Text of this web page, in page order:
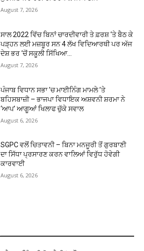
August 7, 2026
ਸਾਲ 2022 ਵਿੱਚ ਬਿਨਾਂ ਚਾਰਦੀਵਾਰੀ ਤੇ ਫ਼ਰਸ਼ ‘ਤੇ ਬੈਠ ਕੇ
ਪੜ੍ਹਨ ਲਈ ਮਜ਼ਬੂਰ ਸਨ 4 ਲੱਖ ਵਿਦਿਆਰਥੀ ਪਰ ਅੱਜ
ਦੇਸ਼ ਭਰ ‘ਚੋਂ ਸਕੂਲੀ ਸਿੱਖਿਆ...
August 7, 2026
ਪੰਜਾਬ ਵਿਧਾਨ ਸਭਾ ’ਚ ਮਾਈਨਿੰਗ ਮਾਮਲੇ ’ਤੇ
ਬਹਿਸਬਾਜ਼ੀ – ਭਾਜਪਾ ਵਿਧਾਇਕ ਅਸ਼ਵਨੀ ਸ਼ਰਮਾ ਨੇ
‘ਆਪ’ ਆਗੂਆਂ ਖਿਲਾਫ ਚੁੱਕੇ ਸਵਾਲ
August 6, 2026
SGPC ਵਲੋਂ ਚਿਤਾਵਨੀ – ਬਿਨਾ ਮਨਜੂਰੀ ਤੋਂ ਗੁਰਬਾਣੀ
ਦਾ ਸਿੱਧਾ ਪ੍ਰਸਾਰਣ ਕਰਨ ਵਾਲਿਆਂ ਵਿਰੁੱਧ ਹੋਵੇਗੀ
ਕਾਰਵਾਈ
August 6, 2026